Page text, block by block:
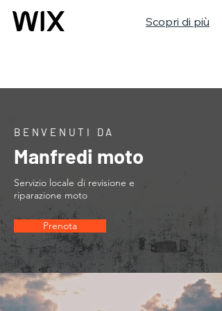
Scopri di più